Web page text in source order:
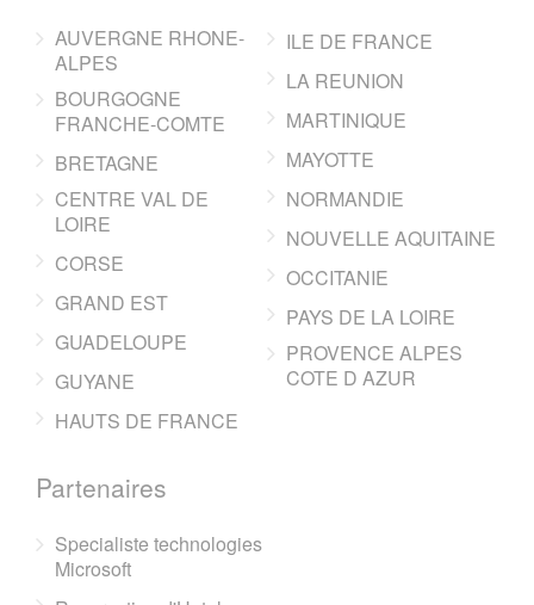
AUVERGNE RHONE-
ALPES
BOURGOGNE
FRANCHE-COMTE
BRETAGNE
CENTRE VAL DE
LOIRE
CORSE
GRAND EST
GUADELOUPE
GUYANE
HAUTS DE FRANCE
ILE DE FRANCE
LA REUNION
MARTINIQUE
MAYOTTE
NORMANDIE
NOUVELLE AQUITAINE
OCCITANIE
PAYS DE LA LOIRE
PROVENCE ALPES
COTE D AZUR
Partenaires
Specialiste technologies
Microsoft